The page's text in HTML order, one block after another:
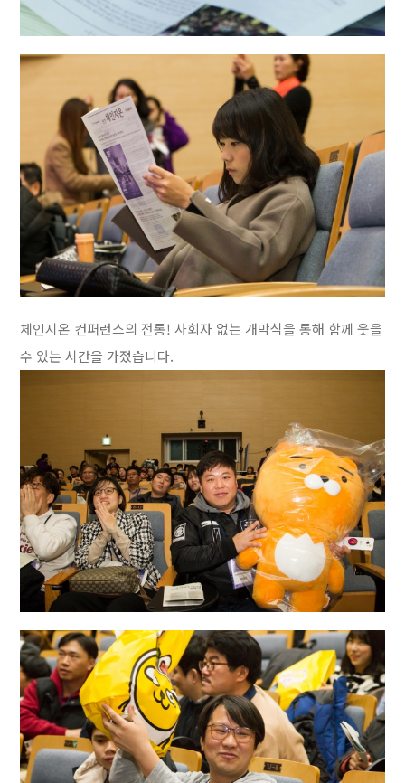
체인지온 컨퍼런스의 전통! 사회자 없는 개막식을 통해 함께 웃을
수 있는 시간을 가졌습니다.